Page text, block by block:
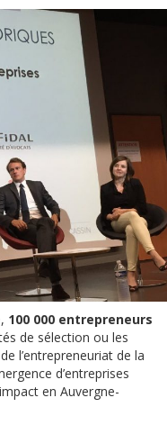
100 000 entrepreneurs
de sélection ou les
l’entrepreneuriat de la
d’entreprises
en Auvergne-